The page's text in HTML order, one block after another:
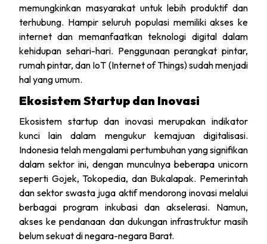
memungkinkan masyarakat untuk lebih produktif dan
terhubung. Hampir seluruh populasi memiliki akses ke
internet dan memanfaatkan teknologi digital dalam
kehidupan sehari-hari. Penggunaan perangkat pintar,
rumah pintar, dan IoT (Internet of Things) sudah menjadi
hal yang umum.
Ekosistem Startup dan Inovasi
Ekosistem startup dan inovasi merupakan indikator
kunci lain dalam mengukur kemajuan digitalisasi.
Indonesia telah mengalami pertumbuhan yang signifikan
dalam sektor ini, dengan munculnya beberapa unicorn
seperti Gojek, Tokopedia, dan Bukalapak. Pemerintah
dan sektor swasta juga aktif mendorong inovasi melalui
berbagai program inkubasi dan akselerasi. Namun,
akses ke pendanaan dan dukungan infrastruktur masih
belum sekuat di negara-negara Barat.